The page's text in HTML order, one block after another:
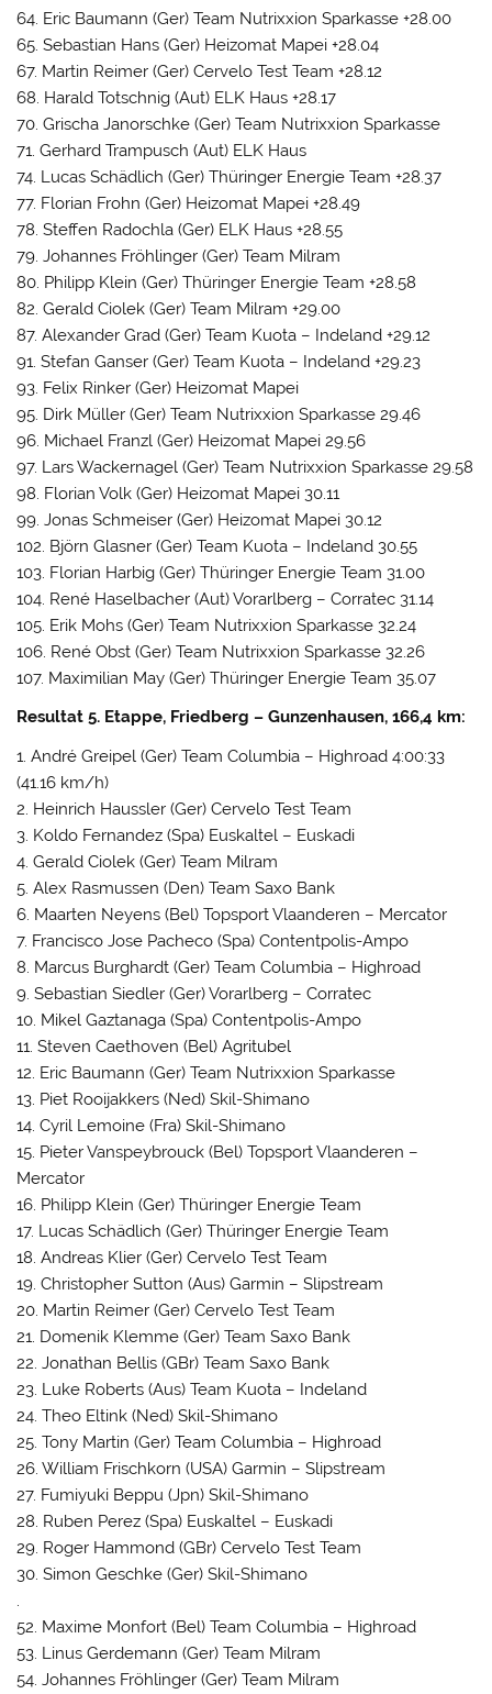
64. Eric Baumann (Ger) Team Nutrixxion Sparkasse +28.00
65. Sebastian Hans (Ger) Heizomat Mapei +28.04
67. Martin Reimer (Ger) Cervelo Test Team +28.12
68. Harald Totschnig (Aut) ELK Haus +28.17
70. Grischa Janorschke (Ger) Team Nutrixxion Sparkasse
71. Gerhard Trampusch (Aut) ELK Haus
74. Lucas Schädlich (Ger) Thüringer Energie Team +28.37
77. Florian Frohn (Ger) Heizomat Mapei +28.49
78. Steffen Radochla (Ger) ELK Haus +28.55
79. Johannes Fröhlinger (Ger) Team Milram
80. Philipp Klein (Ger) Thüringer Energie Team +28.58
82. Gerald Ciolek (Ger) Team Milram +29.00
87. Alexander Grad (Ger) Team Kuota – Indeland +29.12
91. Stefan Ganser (Ger) Team Kuota – Indeland +29.23
93. Felix Rinker (Ger) Heizomat Mapei
95. Dirk Müller (Ger) Team Nutrixxion Sparkasse 29.46
96. Michael Franzl (Ger) Heizomat Mapei 29.56
97. Lars Wackernagel (Ger) Team Nutrixxion Sparkasse 29.58
98. Florian Volk (Ger) Heizomat Mapei 30.11
99. Jonas Schmeiser (Ger) Heizomat Mapei 30.12
102. Björn Glasner (Ger) Team Kuota – Indeland 30.55
103. Florian Harbig (Ger) Thüringer Energie Team 31.00
104. René Haselbacher (Aut) Vorarlberg – Corratec 31.14
105. Erik Mohs (Ger) Team Nutrixxion Sparkasse 32.24
106. René Obst (Ger) Team Nutrixxion Sparkasse 32.26
107. Maximilian May (Ger) Thüringer Energie Team 35.07
Resultat 5. Etappe, Friedberg – Gunzenhausen, 166,4 km:
1. André Greipel (Ger) Team Columbia – Highroad 4:00:33
(41.16 km/h)
2. Heinrich Haussler (Ger) Cervelo Test Team
3. Koldo Fernandez (Spa) Euskaltel – Euskadi
4. Gerald Ciolek (Ger) Team Milram
5. Alex Rasmussen (Den) Team Saxo Bank
6. Maarten Neyens (Bel) Topsport Vlaanderen – Mercator
7. Francisco Jose Pacheco (Spa) Contentpolis-Ampo
8. Marcus Burghardt (Ger) Team Columbia – Highroad
9. Sebastian Siedler (Ger) Vorarlberg – Corratec
10. Mikel Gaztanaga (Spa) Contentpolis-Ampo
11. Steven Caethoven (Bel) Agritubel
12. Eric Baumann (Ger) Team Nutrixxion Sparkasse
13. Piet Rooijakkers (Ned) Skil-Shimano
14. Cyril Lemoine (Fra) Skil-Shimano
15. Pieter Vanspeybrouck (Bel) Topsport Vlaanderen –
Mercator
16. Philipp Klein (Ger) Thüringer Energie Team
17. Lucas Schädlich (Ger) Thüringer Energie Team
18. Andreas Klier (Ger) Cervelo Test Team
19. Christopher Sutton (Aus) Garmin – Slipstream
20. Martin Reimer (Ger) Cervelo Test Team
21. Domenik Klemme (Ger) Team Saxo Bank
22. Jonathan Bellis (GBr) Team Saxo Bank
23. Luke Roberts (Aus) Team Kuota – Indeland
24. Theo Eltink (Ned) Skil-Shimano
25. Tony Martin (Ger) Team Columbia – Highroad
26. William Frischkorn (USA) Garmin – Slipstream
27. Fumiyuki Beppu (Jpn) Skil-Shimano
28. Ruben Perez (Spa) Euskaltel – Euskadi
29. Roger Hammond (GBr) Cervelo Test Team
30. Simon Geschke (Ger) Skil-Shimano
.
52. Maxime Monfort (Bel) Team Columbia – Highroad
53. Linus Gerdemann (Ger) Team Milram
54. Johannes Fröhlinger (Ger) Team Milram